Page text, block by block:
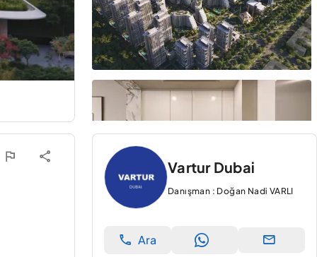
Vartur Dubai
Danışman : Doğan Nadi VARLI
Ara